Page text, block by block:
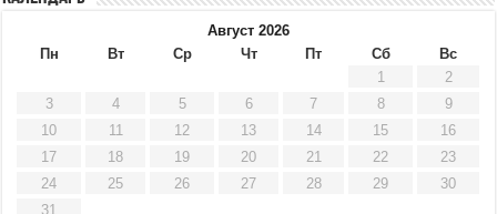
Август 2026
Пн
Вт Ср Чт Пт Сб
Вс
1
2
3
4 5 6 7 8
9
10
11 12 13 14 15
16
17
18 19 20 21 22
23
24
25 26 27 28 29
30
31